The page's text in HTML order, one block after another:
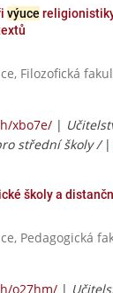
výuce
Filozofická
xbo7e/ |
střední školy / |
školy a
Pedagogická
o27hm/ |